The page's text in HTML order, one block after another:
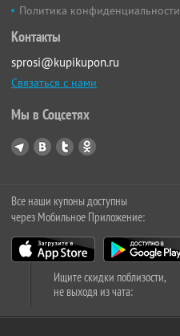
Политика конфиденциальности
Контакты
sprosi@kupikupon.ru
Связаться с нами
Мы в Соцсетях
Все наши купоны доступны
через Мобильное Приложение:
Ищите скидки поблизости,
не выходя из чата: